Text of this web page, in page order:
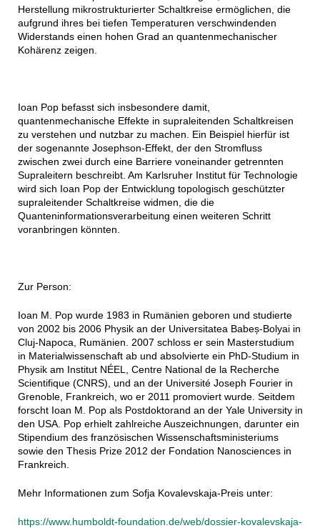
Herstellung mikrostrukturierter Schaltkreise ermöglichen, die
aufgrund ihres bei tiefen Temperaturen verschwindenden
Widerstands einen hohen Grad an quantenmechanischer
Kohärenz zeigen.
Ioan Pop befasst sich insbesondere damit,
quantenmechanische Effekte in supraleitenden Schaltkreisen
zu verstehen und nutzbar zu machen. Ein Beispiel hierfür ist
der sogenannte Josephson-Effekt, der den Stromfluss
zwischen zwei durch eine Barriere voneinander getrennten
Supraleitern beschreibt. Am Karlsruher Institut für Technologie
wird sich Ioan Pop der Entwicklung topologisch geschützter
supraleitender Schaltkreise widmen, die die
Quanteninformationsverarbeitung einen weiteren Schritt
voranbringen könnten.
Zur Person:
Ioan M. Pop wurde 1983 in Rumänien geboren und studierte
von 2002 bis 2006 Physik an der Universitatea Babeș-Bolyai in
Cluj-Napoca, Rumänien. 2007 schloss er sein Masterstudium
in Materialwissenschaft ab und absolvierte ein PhD-Studium in
Physik am Institut NÉEL, Centre National de la Recherche
Scientifique (CNRS), und an der Université Joseph Fourier in
Grenoble, Frankreich, wo er 2011 promoviert wurde. Seitdem
forscht Ioan M. Pop als Postdoktorand an der Yale University in
den USA. Pop erhielt zahlreiche Auszeichnungen, darunter ein
Stipendium des französischen Wissenschaftsministeriums
sowie den Thesis Prize 2012 der Fondation Nanosciences in
Frankreich.
Mehr Informationen zum Sofja Kovalevskaja-Preis unter:
https://www.humboldt-foundation.de/web/dossier-kovalevskaja-